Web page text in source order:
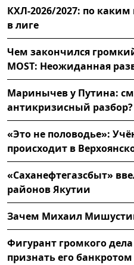
КХЛ-2026/2027: по
в лиге
Чем закончился
MOST: Неожиданная
Маринычев у Путина:
антикризисный разбор?
«Это не половодье»:
происходит в
«Саханефтегазсбыт»
районов Якутии
Зачем Михаил
Фигурант громкого
признать его банкротом